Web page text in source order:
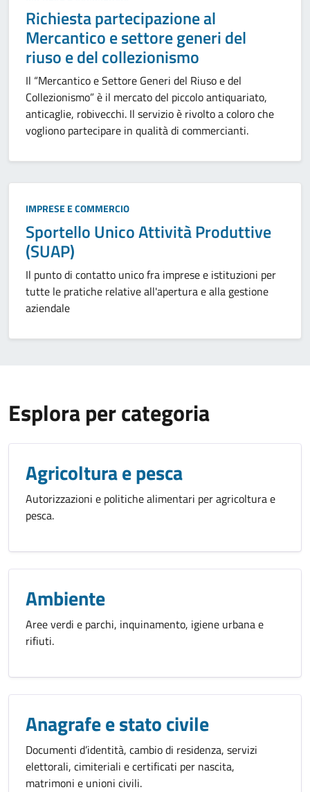
Richiesta partecipazione al
Mercantico e settore generi del
riuso e del collezionismo
Il “Mercantico e Settore Generi del Riuso e del
Collezionismo” è il mercato del piccolo antiquariato,
anticaglie, robivecchi. Il servizio è rivolto a coloro che
vogliono partecipare in qualità di commercianti.
Categoria:
IMPRESE E COMMERCIO
Sportello Unico Attività Produttive
(SUAP)
Il punto di contatto unico fra imprese e istituzioni per
tutte le pratiche relative all'apertura e alla gestione
aziendale
Esplora per categoria
Agricoltura e pesca
Autorizzazioni e politiche alimentari per agricoltura e
pesca.
Ambiente
Aree verdi e parchi, inquinamento, igiene urbana e
rifiuti.
Anagrafe e stato civile
Documenti d’identità, cambio di residenza, servizi
elettorali, cimiteriali e certificati per nascita,
matrimoni e unioni civili.